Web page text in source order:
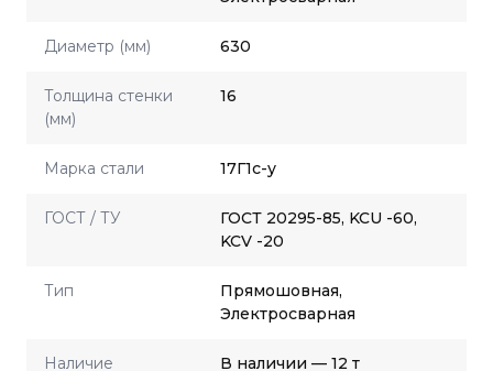
Диаметр (мм) 630
Толщина стенки
(мм)
16
Марка стали 17Г1с-у
ГОСТ / ТУ
ГОСТ 20295-85, KCU -60,
KCV -20
Тип
Прямошовная,
Электросварная
Наличие В наличии — 12 т